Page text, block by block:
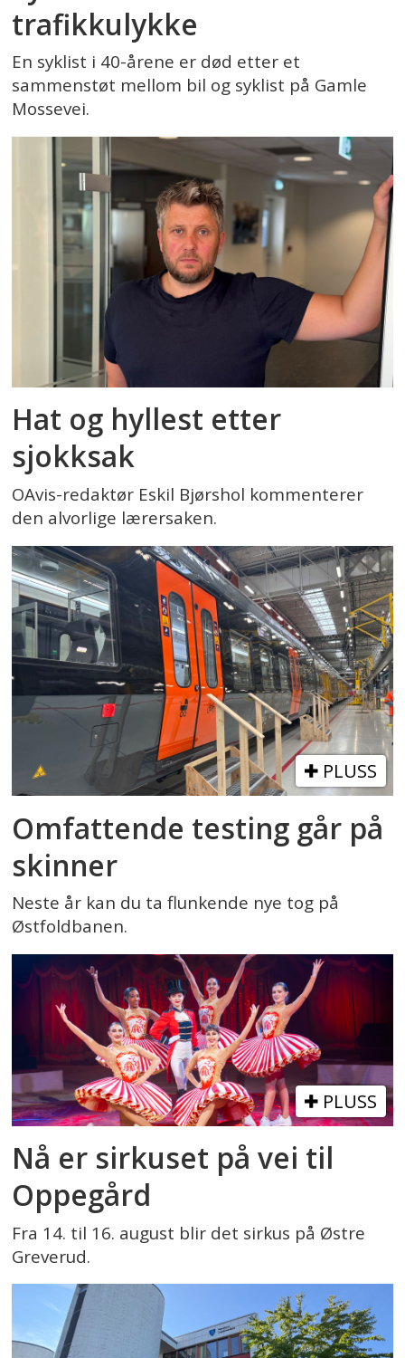
trafikkulykke
En syklist i 40-årene er død etter et
sammenstøt mellom bil og syklist på Gamle
Mossevei.
Hat og hyllest etter
sjokksak
OAvis-redaktør Eskil Bjørshol kommenterer
den alvorlige lærersaken.
PLUSS
Omfattende testing går på
skinner
Neste år kan du ta flunkende nye tog på
Østfoldbanen.
PLUSS
Nå er sirkuset på vei til
Oppegård
Fra 14. til 16. august blir det sirkus på Østre
Greverud.